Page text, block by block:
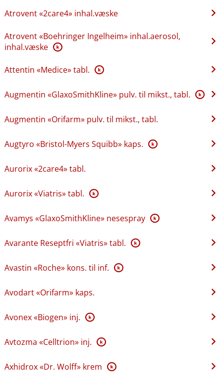
Atrovent «2care4» inhal.væske
Atrovent «Boehringer Ingelheim» inhal.aerosol,
inhal.væske K
Attentin «Medice» tabl. K
Augmentin «GlaxoSmithKline» pulv. til mikst., tabl. K
Augmentin «Orifarm» pulv. til mikst., tabl.
Augtyro «Bristol-Myers Squibb» kaps. K
Aurorix «2care4» tabl.
Aurorix «Viatris» tabl. K
Avamys «GlaxoSmithKline» nesespray K
Avarante Reseptfri «Viatris» tabl. K
Avastin «Roche» kons. til inf. K
Avodart «Orifarm» kaps.
Avonex «Biogen» inj. K
Avtozma «Celltrion» inj. K
Axhidrox «Dr. Wolff» krem K